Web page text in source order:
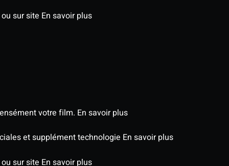
sur site En savoir plus
votre film. En savoir plus
et supplément technologie En savoir plus
sur site En savoir plus